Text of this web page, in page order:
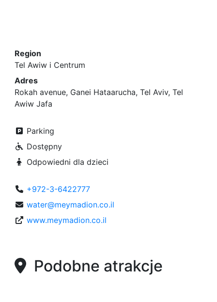
Region
Tel Awiw i Centrum
Adres
Rokah avenue, Ganei Hataarucha, Tel Aviv, Tel
Awiw Jafa
Parking
Dostępny
Odpowiedni dla dzieci
+972-3-6422777
water@meymadion.co.il
www.meymadion.co.il
Podobne atrakcje